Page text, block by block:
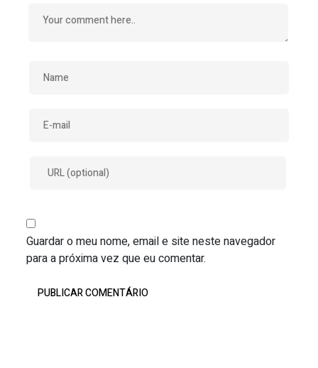
Guardar o meu nome, email e site neste navegador
para a próxima vez que eu comentar.